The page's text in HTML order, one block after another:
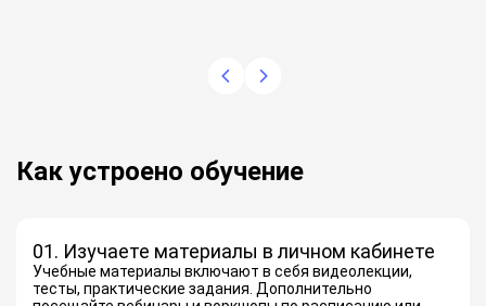
Как устроено обучение
01. Изучаете материалы в личном кабинете
Учебные материалы включают в себя видеолекции,
тесты, практические задания. Дополнительно